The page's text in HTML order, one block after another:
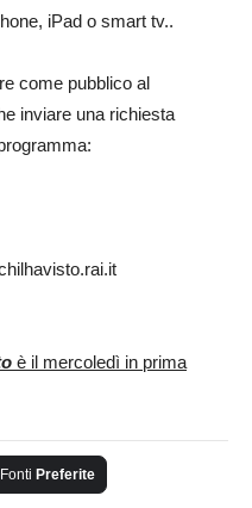
iPad o smart tv..
come pubblico al
inviare una richiesta
è il mercoledì in prima
Fonti Preferite